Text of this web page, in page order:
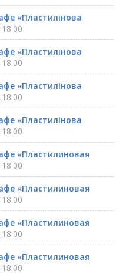
«Пластилінова
«Пластилінова
«Пластилінова
«Пластилінова
«Пластилиновая
«Пластилиновая
«Пластилиновая
«Пластилиновая